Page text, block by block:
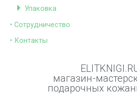
Упаковка
• Сотрудничество
• Контакты
магазин-
подарочных